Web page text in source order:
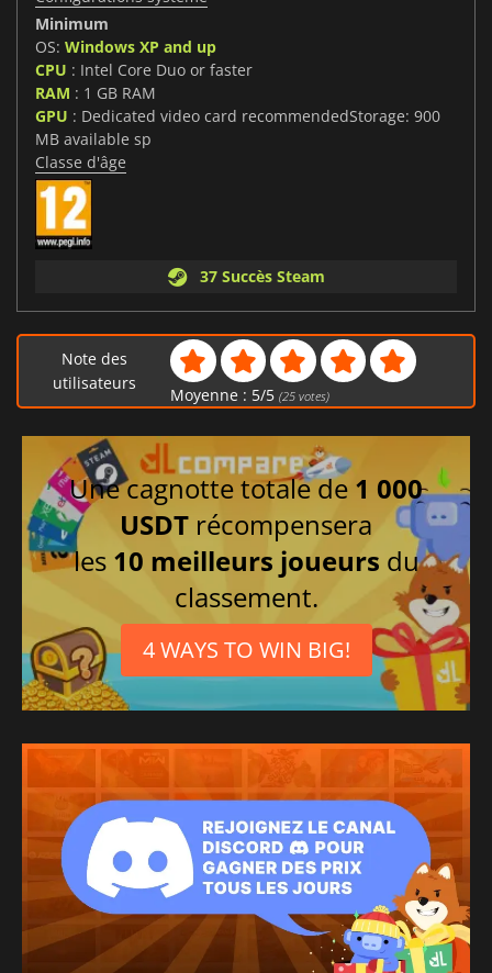
Minimum
OS: Windows XP and up
CPU : Intel Core Duo or faster
RAM : 1 GB RAM
GPU : Dedicated video card recommendedStorage: 900
MB available sp
Classe d'âge
37 Succès Steam
Note des
utilisateurs
Moyenne : 5/5 (25votes)
Une cagnotte totale de 1 000
USDT récompensera
les 10 meilleurs joueurs du
classement.
4 WAYS TO WIN BIG!